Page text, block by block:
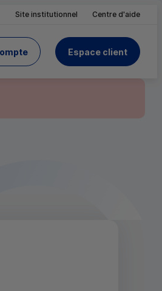
Site institutionnel Centre d'aide
Crédit Mutuel Espace client